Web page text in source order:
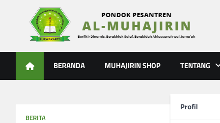
Al-Muhajirin
BERANDA MUHAJIRIN SHOP TENTANG
Profil
BERITA